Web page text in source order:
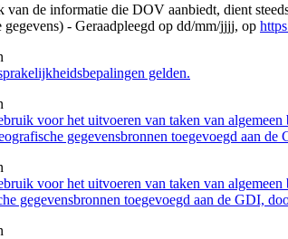
van de informatie die DOV aanbiedt, dient
gegevens) - Geraadpleegd op dd/mm/jjjj, op
gelden.
voor het uitvoeren van taken van
gegevensbronnen toegevoegd aan
voor het uitvoeren van taken van
gegevensbronnen toegevoegd aan de GDI,